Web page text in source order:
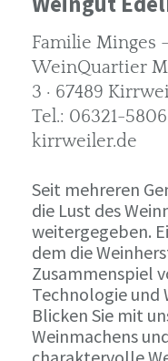
Familie Minges
WeinQuartier
3 · 67489
Tel.: 06321-
kirrweiler.de
Seit mehreren
die Lust des
weitergegeben.
dem die
Zusammenspiel
Technologie und
Blicken Sie mit
Weinmachens